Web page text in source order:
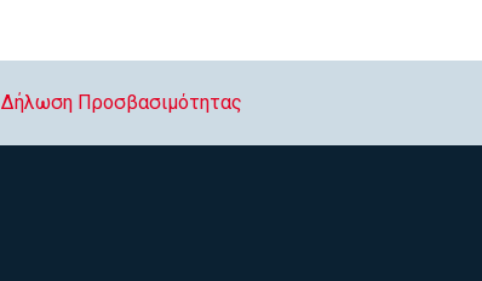
Δήλωση Προσβασιμότητας